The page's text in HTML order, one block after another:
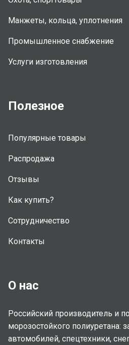
Манжеты, кольца, уплотнения
Промышленное снабжение
Услуги изготовления
Полезное
Популярные товары
Распродажа
Отзывы
Как купить?
Сотрудничество
Контакты
О нас
Российский производитель и
морозостойкого полиуретана:
автомобилей, спецтехники,